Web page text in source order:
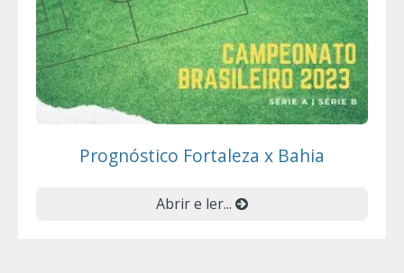
Prognóstico Fortaleza x Bahia
Abrir e ler...